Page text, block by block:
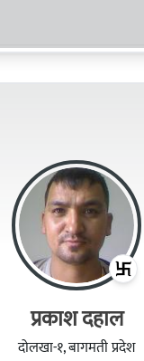
प्रकाश दहाल
दोलखा-१, बागमती प्रदेश